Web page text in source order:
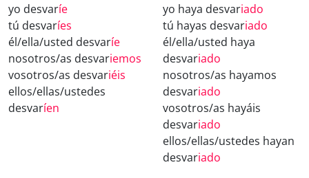
yo desvaríe
tú desvaríes
él/ella/usted desvaríe
nosotros/as desvariemos
vosotros/as desvariéis
ellos/ellas/ustedes
desvaríen
yo haya desvariado
tú hayas desvariado
él/ella/usted haya
desvariado
nosotros/as hayamos
desvariado
vosotros/as hayáis
desvariado
ellos/ellas/ustedes hayan
desvariado